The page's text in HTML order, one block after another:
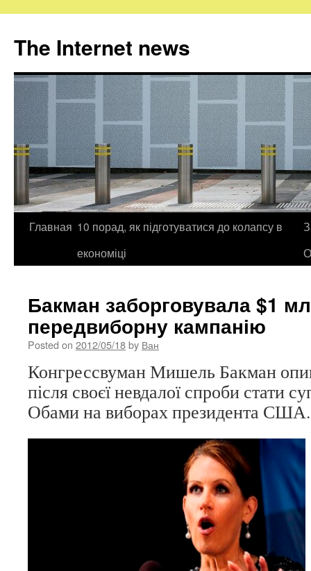
The Internet news
Skip
Главная 10 порад, як підготуватися до колапсу в
економіці
Бакман заборговувала $1
передвиборну кампанію
Posted on 2012/05/18by Ван
Конгрессвуман Мишель Бакман
після своєї невдалої спроби стати
Обами на виборах президента США.